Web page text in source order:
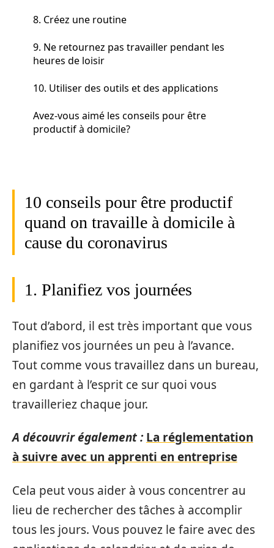
8. Créez une routine
9. Ne retournez pas travailler pendant les
heures de loisir
10. Utiliser des outils et des applications
Avez-vous aimé les conseils pour être
productif à domicile?
10 conseils pour être productif
quand on travaille à domicile à
cause du coronavirus
1. Planifiez vos journées
Tout d’abord, il est très important que vous
planifiez vos journées un peu à l’avance.
Tout comme vous travaillez dans un bureau,
en gardant à l’esprit ce sur quoi vous
travailleriez chaque jour.
A découvrir également : La réglementation
à suivre avec un apprenti en entreprise
Cela peut vous aider à vous concentrer au
lieu de rechercher des tâches à accomplir
tous les jours. Vous pouvez le faire avec des